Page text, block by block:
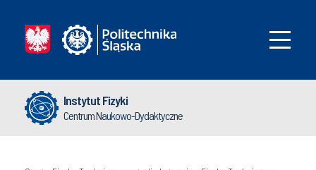
Instytut Fizyki
Centrum Naukowo-Dydaktyczne